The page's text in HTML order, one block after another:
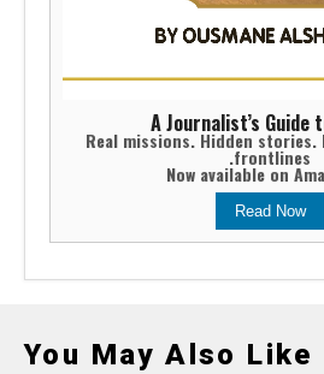
A Journalist’s Guide
Real missions. Hidden
frontlines.
Read Now
You May Also Like